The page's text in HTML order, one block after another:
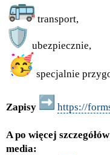
transport,
ubezpiecznie,
specjalnie
Zapisy https://
A po więcej
media: